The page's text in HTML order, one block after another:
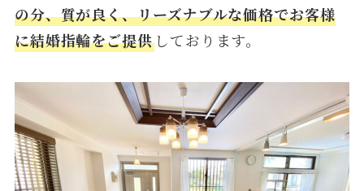
の分、質が良く、リーズナブルな価格でお客様
に結婚指輪をご提供しております。